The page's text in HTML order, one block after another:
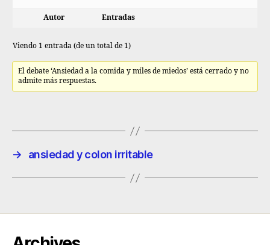
Autor Entradas
Viendo 1 entrada (de un total de 1)
El debate ‘Ansiedad a la comida y miles de miedos’ está cerrado y no
admite más respuestas.
→ ansiedad y colon irritable